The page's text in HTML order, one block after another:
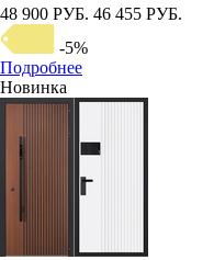
48 900 РУБ. 46 455 РУБ.
-5%
Подробнее
Новинка